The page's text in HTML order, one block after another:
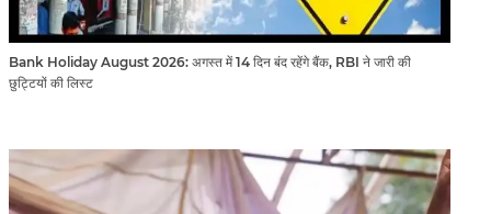
Bank Holiday August 2026: अगस्त में 14 दिन बंद रहेंगे बैंक, RBI ने जारी की
छुट्टियों की लिस्ट​​​​​​​